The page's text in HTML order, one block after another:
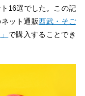
16選でした。この記
ット通販西武・そご
で購入することでき